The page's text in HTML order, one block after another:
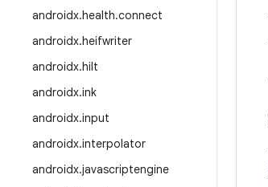
androidx.health.connect
androidx.heifwriter
androidx.hilt
androidx.ink
androidx.input
androidx.interpolator
androidx.javascriptengine